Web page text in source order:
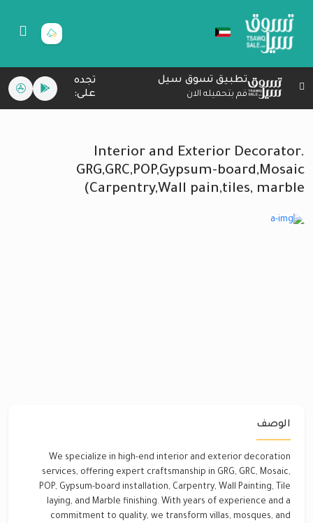
تطبيق تسوق سيل
قم بتحميله الان
تجده
على:
Interior and Exterior Decorator.
GRG,GRC,POP,Gypsum-board,Mosaic
Carpentry,Wall pain,tiles, marble)
الوصف
We specialize in high-end interior and exterior decoration
services, offering expert craftsmanship in GRG, GRC, Mosaic,
POP, Gypsum-board installation, Carpentry, Wall Painting, Tile
laying, and Marble finishing. With years of experience and a
commitment to quality, we transform villas, mosques, and